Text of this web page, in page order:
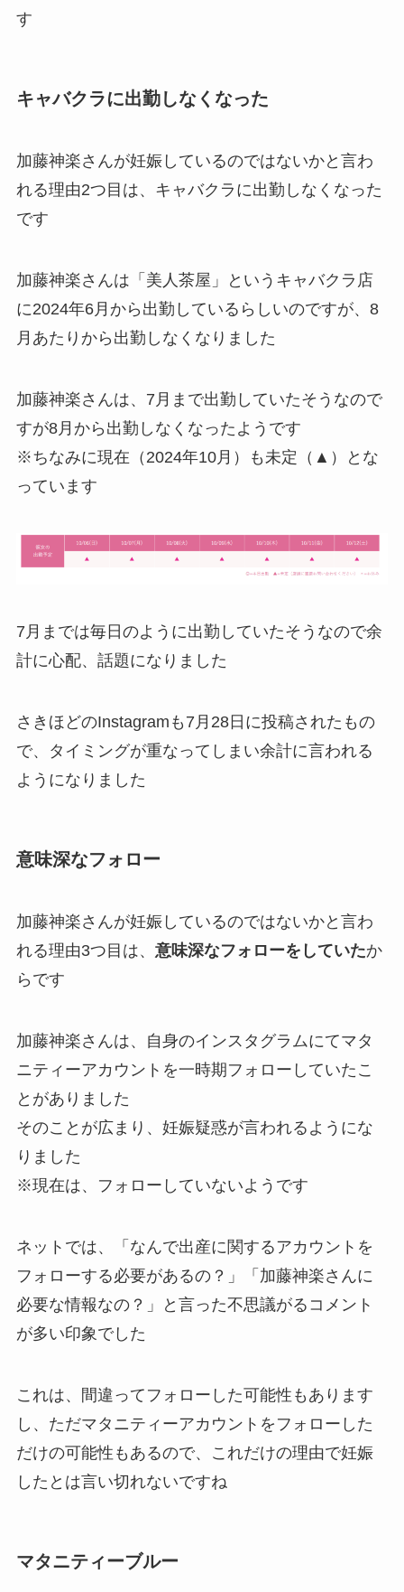
す
キャバクラに出勤しなくなった
加藤神楽さんが妊娠しているのではないかと言わ
れる理由2つ目は、キャバクラに出勤しなくなった
です
加藤神楽さんは「美人茶屋」というキャバクラ店
に2024年6月から出勤しているらしいのですが、8
月あたりから出勤しなくなりました
加藤神楽さんは、7月まで出勤していたそうなので
すが8月から出勤しなくなったようです
※ちなみに現在（2024年10月）も未定（▲）とな
っています
7月までは毎日のように出勤していたそうなので余
計に心配、話題になりました
さきほどのInstagramも7月28日に投稿されたもの
で、タイミングが重なってしまい余計に言われる
ようになりました
意味深なフォロー
加藤神楽さんが妊娠しているのではないかと言わ
れる理由3つ目は、 意味深なフォローをしていたか
らです
加藤神楽さんは、自身のインスタグラムにてマタ
ニティーアカウントを一時期フォローしていたこ
とがありました
そのことが広まり、妊娠疑惑が言われるようにな
りました
※現在は、フォローしていないようです
ネットでは、「なんで出産に関するアカウントを
フォローする必要があるの？」「加藤神楽さんに
必要な情報なの？」と言った不思議がるコメント
が多い印象でした
これは、間違ってフォローした可能性もあります
し、ただマタニティーアカウントをフォローした
だけの可能性もあるので、これだけの理由で妊娠
したとは言い切れないですね
マタニティーブルー